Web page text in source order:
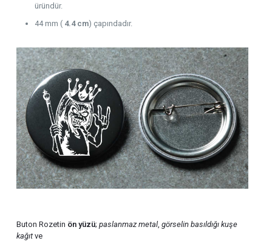
üründür.
44 mm ( 4.4 cm) çapındadır.
Buton Rozetin ön yüzü; paslanmaz metal ,görselin basıldığı kuşe
kağıtve